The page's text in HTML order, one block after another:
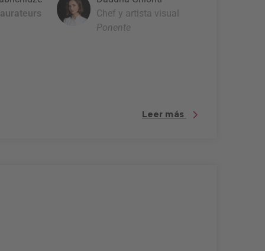
Chef y artista visual
Ponente
Leer más